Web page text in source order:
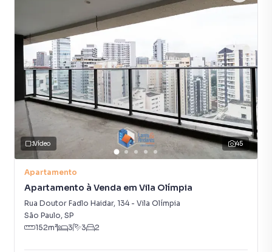
45
Vídeo
Apartamento
Apartamento à Venda em Vila Olímpia
Rua Doutor Fadlo Haidar, 134- Vila Olímpia
São Paulo, SP
152m² 3 3 2